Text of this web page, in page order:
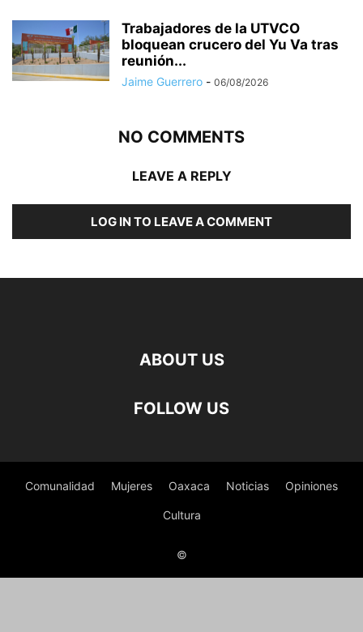
Trabajadores de la UTVCO
bloquean crucero del Yu Va tras
reunión...
Jaime Guerrero - 06/08/2026
NO COMMENTS
LEAVE A REPLY
LOG IN TO LEAVE A COMMENT
ABOUT US
FOLLOW US
Comunalidad Mujeres Oaxaca Noticias Opiniones
Cultura
©